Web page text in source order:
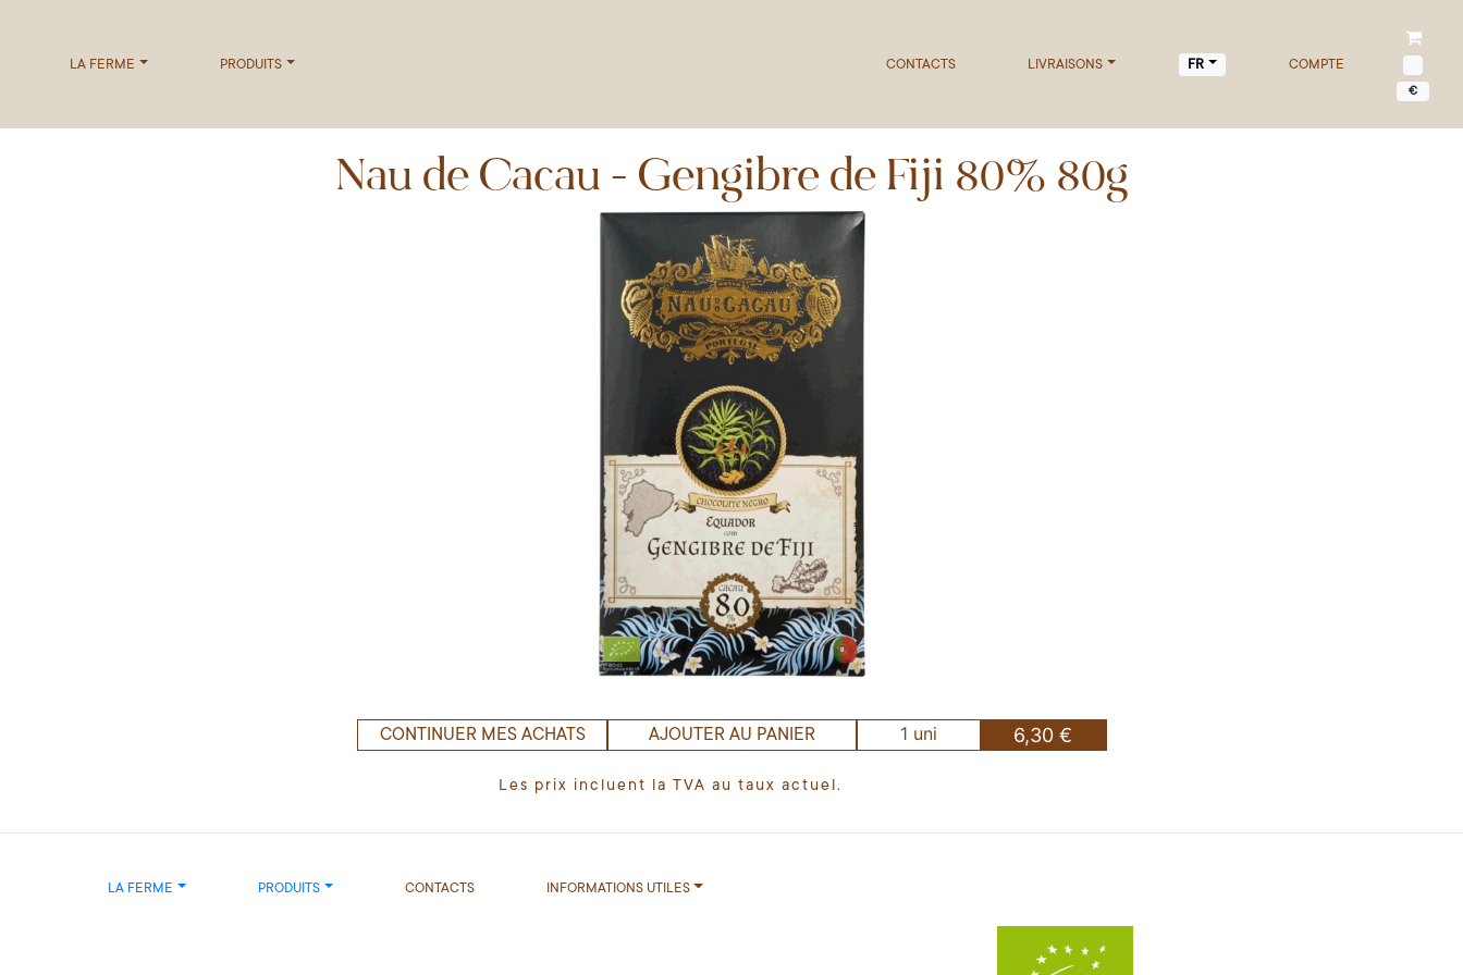
LA FERME PRODUITS CONTACTS LIVRAISONS FR COMPTE
€
Nau de Cacau - Gengibre de Fiji 80% 80g
CONTINUER MES ACHATS AJOUTER AU PANIER 1 uni 6,30 €
Les prix incluent la TVA au taux actuel.
LA FERME PRODUITS CONTACTS INFORMATIONS UTILES